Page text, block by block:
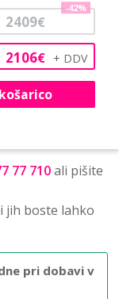
2106€
2409€
-42%
77 710ali pišite
jih boste lahko
pri dobavi v